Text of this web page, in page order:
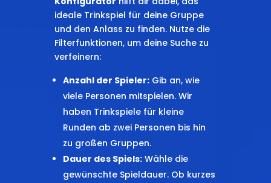
ideale Trinkspiel für deine Gruppe
und den Anlass zu finden. Nutze die
Filterfunktionen, um deine Suche zu
verfeinern:
Anzahl der Spieler:Gib an, wie
viele Personen mitspielen. Wir
haben Trinkspiele für kleine
Runden ab zwei Personen bis hin
zu großen Gruppen.
Dauer des Spiels:Wähle die
gewünschte Spieldauer. Ob kurzes